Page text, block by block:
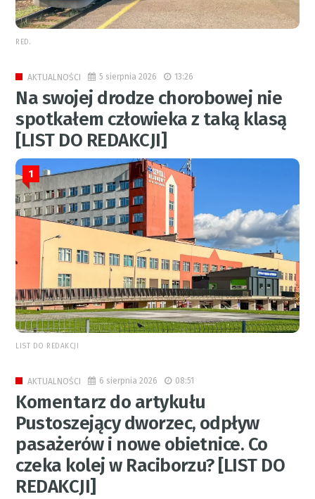
RED.
AKTUALNOŚCI 5 sierpnia 2026 13:26
Na swojej drodze chorobowej nie
spotkałem człowieka z taką klasą
[LIST DO REDAKCJI]
1
LIST DO REDAKCJI
AKTUALNOŚCI 6 sierpnia 2026 08:51
Komentarz do artykułu
Pustoszejący dworzec, odpływ
pasażerów i nowe obietnice. Co
czeka kolej w Raciborzu? [LIST DO
REDAKCJI]